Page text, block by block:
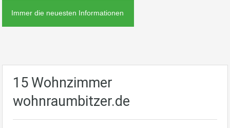
Immer die neuesten Informationen
15 Wohnzimmer
wohnraumbitzer.de